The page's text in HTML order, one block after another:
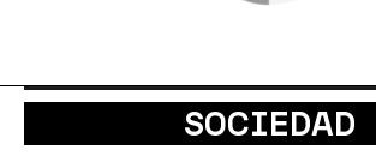
SOCIEDAD